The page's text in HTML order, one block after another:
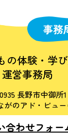
事務
の体験・学
運営事務局
長野市中御所
がのアド・ビュー
合わせフォー